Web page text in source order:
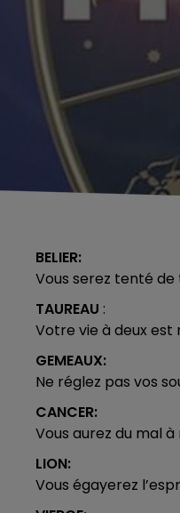
BELIER:
Vous serez tenté
TAUREAU :
Votre vie à deux
GEMEAUX:
Ne réglez pas vos
CANCER:
Vous aurez du mal
LION:
Vous égayerez